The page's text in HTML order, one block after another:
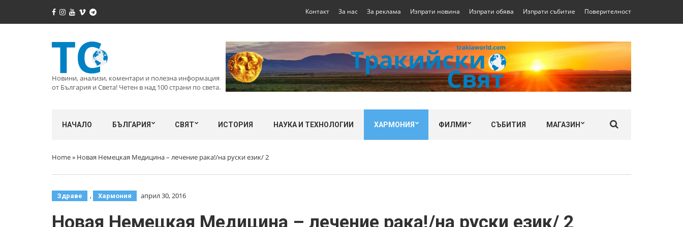
Контакт За нас За реклама Изпрати новина Изпрати обява Изпрати събитие Поверителност
Новини, анализи, коментари и полезна информация
от България и Света! Четен в над 100 страни по света.
НАЧАЛО БЪЛГАРИЯ СВЯТ ИСТОРИЯ НАУКА И ТЕХНОЛОГИИ ХАРМОНИЯ ФИЛМИ СЪБИТИЯ МАГАЗИН
Home» Новая Немецкая Медицина – лечение рака!/на руски език/ 2
Здраве , Хармония април 30, 2016
Новая Немецкая Медицина – лечение рака!/на руски език/ 2